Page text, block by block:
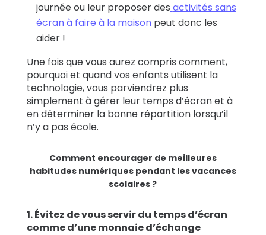
journée ou leur proposer des activités sans
écran à faire à la maison peut donc les
aider !
Une fois que vous aurez compris comment,
pourquoi et quand vos enfants utilisent la
technologie, vous parviendrez plus
simplement à gérer leur temps d’écran et à
en déterminer la bonne répartition lorsqu’il
n’y a pas école.
Comment encourager de meilleures
habitudes numériques pendant les vacances
scolaires ?
1. Évitez de vous servirdu temps d’écran
comme d’une monnaie d’échange